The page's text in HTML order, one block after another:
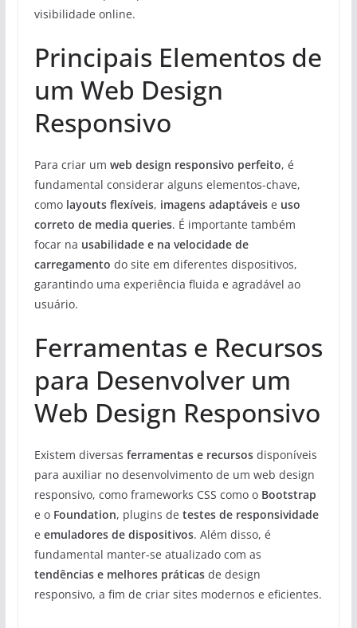
visibilidade online.
Principais Elementos de
um Web Design
Responsivo
Para criar um web design responsivo perfeito, é
fundamental considerar alguns elementos-chave,
como layouts flexíveis, imagens adaptáveise uso
correto de media queries. É importante também
focar na usabilidade e na velocidade de
carregamento do site em diferentes dispositivos,
garantindo uma experiência fluida e agradável ao
usuário.
Ferramentas e Recursos
para Desenvolver um
Web Design Responsivo
Existem diversas ferramentas e recursosdisponíveis
para auxiliar no desenvolvimento de um web design
responsivo, como frameworks CSS como o Bootstrap
e o Foundation, plugins de testes de responsividade
e emuladores de dispositivos. Além disso, é
fundamental manter-se atualizado com as
tendências e melhores práticasde design
responsivo, a fim de criar sites modernos e eficientes.